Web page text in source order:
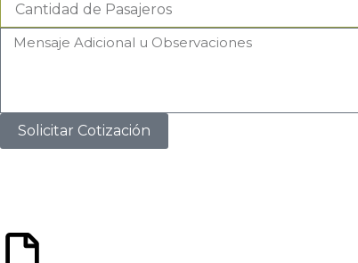
Pasajeros
Mensaje
Solicitar Cotización